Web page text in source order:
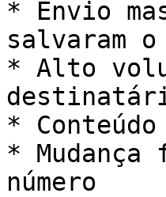
* Envio
salvaram o
* Alto
*
*
número